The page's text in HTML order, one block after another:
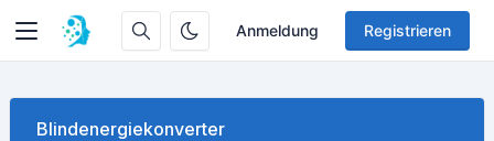
Anmeldung Registrieren
Blindenergiekonverter